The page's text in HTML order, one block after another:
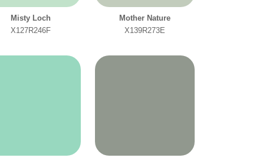
Misty Loch
X127R246F
Mother Nature
X139R273E